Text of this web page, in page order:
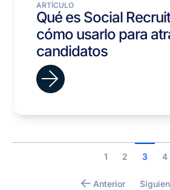
ARTÍCULO
Qué es Social
cómo usarlo para
candidatos
Anterior
1 2 3 4